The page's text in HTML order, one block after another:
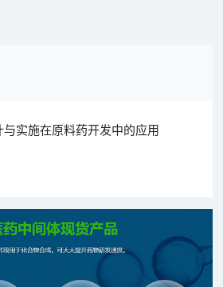
与实施在原料药开发中的应用